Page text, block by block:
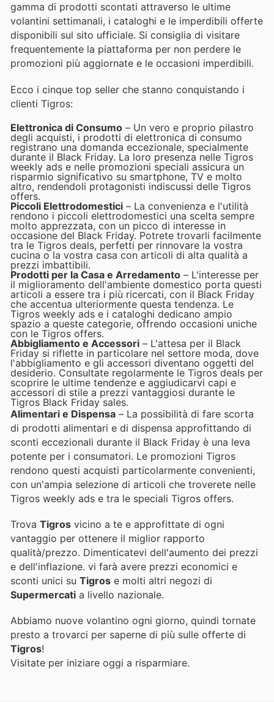
gamma di prodotti scontati attraverso le ultime
volantini settimanali, i cataloghi e le imperdibili offerte
disponibili sul sito ufficiale. Si consiglia di visitare
frequentemente la piattaforma per non perdere le
promozioni più aggiornate e le occasioni imperdibili.
Ecco i cinque top seller che stanno conquistando i
clienti Tigros:
Elettronica di Consumo – Un vero e proprio pilastro
degli acquisti, i prodotti di elettronica di consumo
registrano una domanda eccezionale, specialmente
durante il Black Friday. La loro presenza nelle Tigros
weekly ads e nelle promozioni speciali assicura un
risparmio significativo su smartphone, TV e molto
altro, rendendoli protagonisti indiscussi delle Tigros
offers.
Piccoli Elettrodomestici – La convenienza e l'utilità
rendono i piccoli elettrodomestici una scelta sempre
molto apprezzata, con un picco di interesse in
occasione del Black Friday. Potrete trovarli facilmente
tra le Tigros deals, perfetti per rinnovare la vostra
cucina o la vostra casa con articoli di alta qualità a
prezzi imbattibili.
Prodotti per la Casa e Arredamento – L'interesse per
il miglioramento dell'ambiente domestico porta questi
articoli a essere tra i più ricercati, con il Black Friday
che accentua ulteriormente questa tendenza. Le
Tigros weekly ads e i cataloghi dedicano ampio
spazio a queste categorie, offrendo occasioni uniche
con le Tigros offers.
Abbigliamento e Accessori – L'attesa per il Black
Friday si riflette in particolare nel settore moda, dove
l'abbigliamento e gli accessori diventano oggetti del
desiderio. Consultate regolarmente le Tigros deals per
scoprire le ultime tendenze e aggiudicarvi capi e
accessori di stile a prezzi vantaggiosi durante le
Tigros Black Friday sales.
Alimentari e Dispensa – La possibilità di fare scorta
di prodotti alimentari e di dispensa approfittando di
sconti eccezionali durante il Black Friday è una leva
potente per i consumatori. Le promozioni Tigros
rendono questi acquisti particolarmente convenienti,
con un'ampia selezione di articoli che troverete nelle
Tigros weekly ads e tra le speciali Tigros offers.
Trova Tigros vicino a te e approfittate di ogni
vantaggio per ottenere il miglior rapporto
qualità/prezzo. Dimenticatevi dell'aumento dei prezzi
e dell'inflazione. vi farà avere prezzi economici e
sconti unici su Tigros e molti altri negozi di
Supermercati a livello nazionale.
Abbiamo nuove volantino ogni giorno, quindi tornate
presto a trovarci per saperne di più sulle offerte di
Tigros!
Visitate per iniziare oggi a risparmiare.